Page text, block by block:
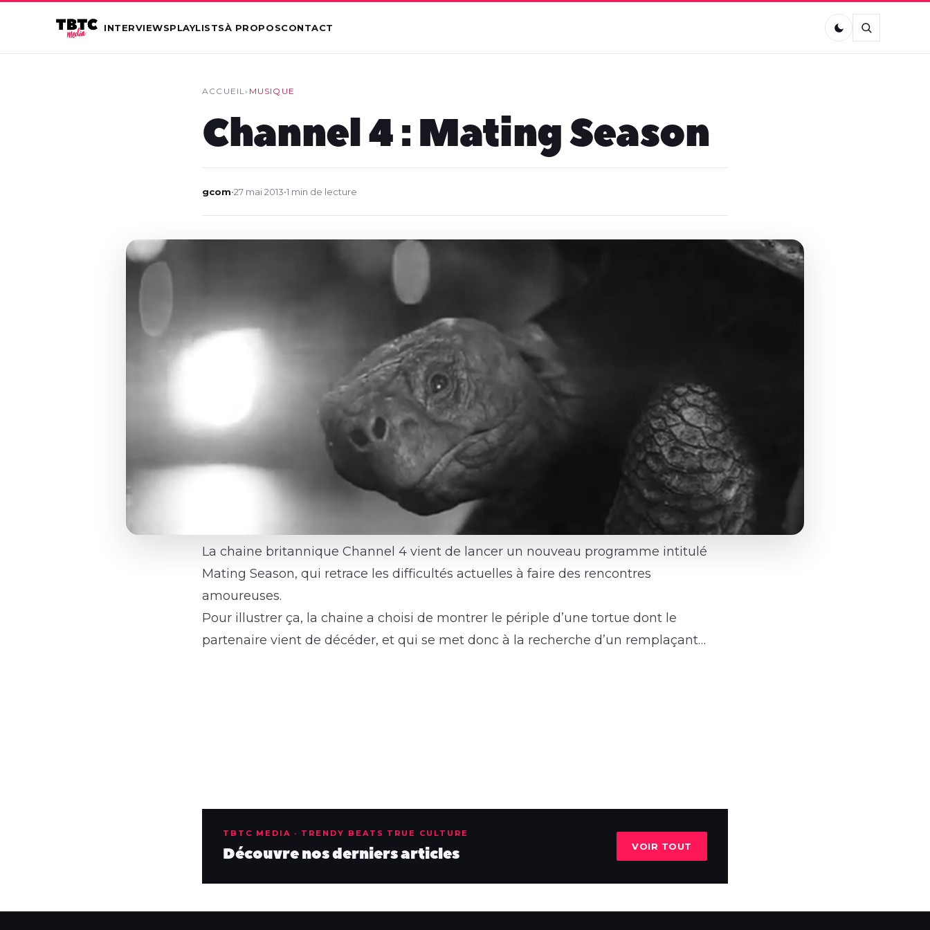
INTERVIEWSPLAYLISTSÀ PROPOSCONTACT
ACCUEIL› MUSIQUE
Channel 4 : Mating Season
gcom•27 mai 2013•1 min de lecture
La chaine britannique Channel 4 vient de lancer un nouveau programme intitulé
Mating Season, qui retrace les difficultés actuelles à faire des rencontres
amoureuses.
Pour illustrer ça, la chaine a choisi de montrer le périple d’une tortue dont le
partenaire vient de décéder, et qui se met donc à la recherche d’un remplaçant…
TBTC MEDIA · TRENDY BEATS TRUE CULTURE
Découvre nos derniers articles VOIR TOUT